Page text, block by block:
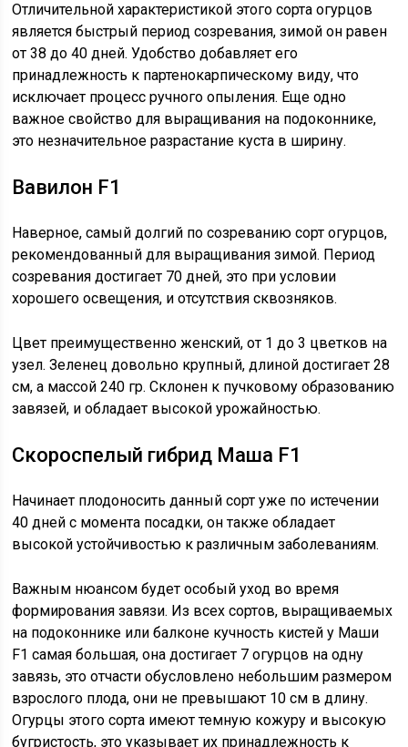
Отличительной характеристикой этого сорта огурцов
является быстрый период созревания, зимой он равен
от 38 до 40 дней. Удобство добавляет его
принадлежность к партенокарпическому виду, что
исключает процесс ручного опыления. Еще одно
важное свойство для выращивания на подоконнике,
это незначительное разрастание куста в ширину.
Вавилон F1
Наверное, самый долгий по созреванию сорт огурцов,
рекомендованный для выращивания зимой. Период
созревания достигает 70 дней, это при условии
хорошего освещения, и отсутствия сквозняков.
Цвет преимущественно женский, от 1 до 3 цветков на
узел. Зеленец довольно крупный, длиной достигает 28
см, а массой 240 гр. Склонен к пучковому образованию
завязей, и обладает высокой урожайностью.
Скороспелый гибрид Маша F1
Начинает плодоносить данный сорт уже по истечении
40 дней с момента посадки, он также обладает
высокой устойчивостью к различным заболеваниям.
Важным нюансом будет особый уход во время
формирования завязи. Из всех сортов, выращиваемых
на подоконнике или балконе кучность кистей у Маши
F1 самая большая, она достигает 7 огурцов на одну
завязь, это отчасти обусловлено небольшим размером
взрослого плода, они не превышают 10 см в длину.
Огурцы этого сорта имеют темную кожуру и высокую
бугристость, это указывает их принадлежность к